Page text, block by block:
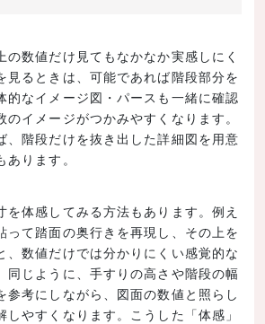
の数値だけ見てもなかなか実感しにく
見るときは、可能であれば階段部分を
的なイメージ図・パースも一緒に確認
イメージがつかみやすくなります。
、階段だけを抜き出した詳細図を用意
ります。
を体感してみる方法もあります。例え
って踏面の奥行きを再現し、その上を
、数値だけでは分かりにくい感覚的な
同じように、手すりの高さや階段の幅
参考にしながら、図面の数値と照らし
やすくなります。こうした「体感」